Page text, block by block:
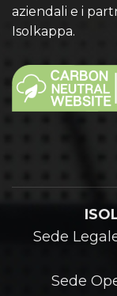
aziendali e i
Isolkappa.
Sede
Sede